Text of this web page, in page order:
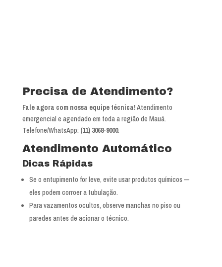
Precisa de Atendimento?
Fale agora com nossa equipe técnica!Atendimento
emergencial e agendado em toda a região de Mauá.
Telefone/WhatsApp: (11) 3068-9000.
Atendimento Automático
Dicas Rápidas
Se o entupimento for leve, evite usar produtos químicos —
eles podem corroer a tubulação.
Para vazamentos ocultos, observe manchas no piso ou
paredes antes de acionar o técnico.